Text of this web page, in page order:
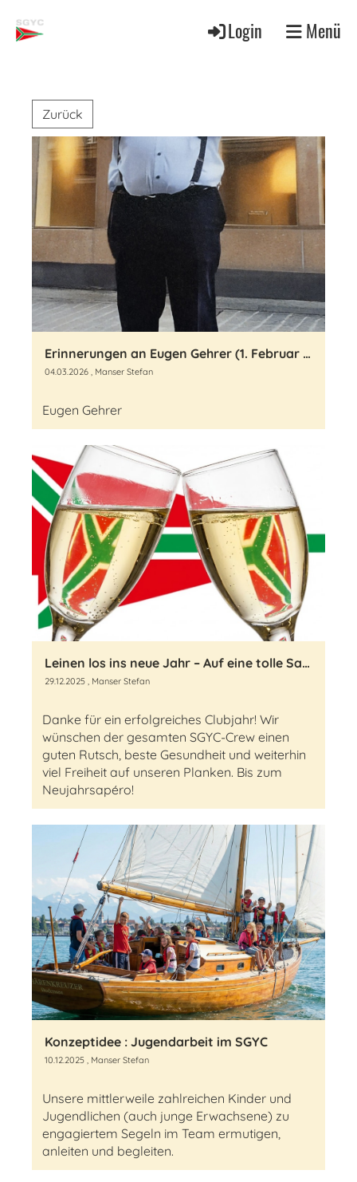
Login Menü
Zurück
Erinnerungen an Eugen Gehrer (1. Februar 1943 – 19. Februar 2026)
04.03.2026 , Manser Stefan
Eugen Gehrer
Leinen los ins neue Jahr – Auf eine tolle Saison am Bodensee!
29.12.2025 , Manser Stefan
Danke für ein erfolgreiches Clubjahr! Wir
wünschen der gesamten SGYC-Crew einen
guten Rutsch, beste Gesundheit und weiterhin
viel Freiheit auf unseren Planken. Bis zum
Neujahrsapéro!
Konzeptidee : Jugendarbeit im SGYC
10.12.2025 , Manser Stefan
Unsere mittlerweile zahlreichen Kinder und
Jugendlichen (auch junge Erwachsene) zu
engagiertem Segeln im Team ermutigen,
anleiten und begleiten.